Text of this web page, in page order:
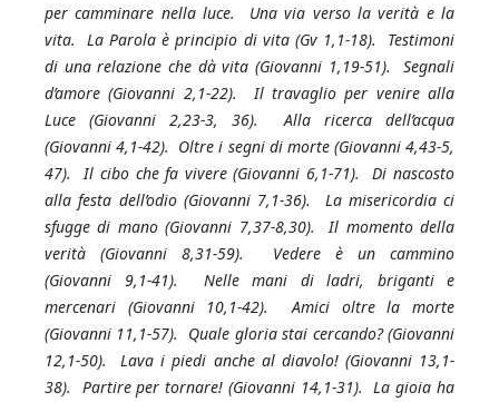
per camminare nella luce. Una via verso la verità e la
vita. La Parola è principio di vita (Gv 1,1-18). Testimoni
di una relazione che dà vita (Giovanni 1,19-51). Segnali
d’amore (Giovanni 2,1-22). Il travaglio per venire alla
Luce (Giovanni 2,23-3, 36). Alla ricerca dell’acqua
(Giovanni 4,1-42). Oltre i segni di morte (Giovanni 4,43-5,
47). Il cibo che fa vivere (Giovanni 6,1-71). Di nascosto
alla festa dell’odio (Giovanni 7,1-36). La misericordia ci
sfugge di mano (Giovanni 7,37-8,30). Il momento della
verità (Giovanni 8,31-59). Vedere è un cammino
(Giovanni 9,1-41). Nelle mani di ladri, briganti e
mercenari (Giovanni 10,1-42). Amici oltre la morte
(Giovanni 11,1-57). Quale gloria stai cercando? (Giovanni
12,1-50). Lava i piedi anche al diavolo! (Giovanni 13,1-
38). Partire per tornare! (Giovanni 14,1-31). La gioia ha